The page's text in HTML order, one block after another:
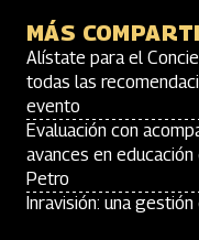
MÁS
Alístate para el
todas las
evento
Evaluación con
avances en
Petro
Inravisión: una